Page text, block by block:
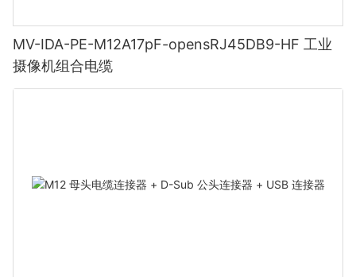
MV-IDA-PE-M12A17pF-opensRJ45DB9-HF 工业
摄像机组合电缆